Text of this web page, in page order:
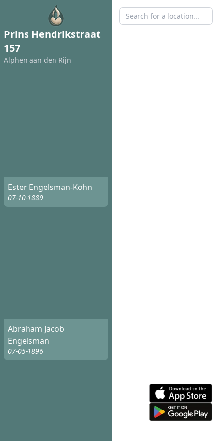
Prins Hendrikstraat
157
Alphen aan den Rijn
Ester Engelsman-Kohn
07-10-1889
Abraham Jacob
Engelsman
07-05-1896